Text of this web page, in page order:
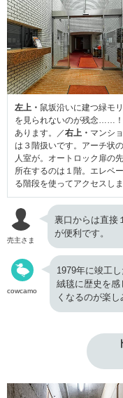
左上・ 鼠坂沿いに建つ緑モ
を見られないのが残念……
あります。／右上・ マンシ
は３階扱いです。アーチ状
人室が。オートロック扉の
所在するのは１階。エレベ
る階段を使ってアクセスしま
売主さま
裏口からは直接
が便利です。
cowcamo
1979年に竣工
絨毯に歴史を感
くなるのが楽し